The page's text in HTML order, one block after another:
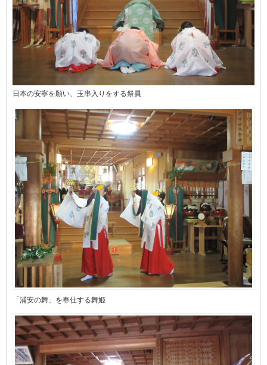
日本の安寧を願い、玉串入りをする祭員
「浦安の舞」を奉仕する舞姫